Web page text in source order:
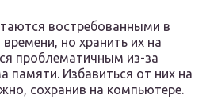
востребованными в
но хранить их на
проблематичным из-за
памяти. Избавиться от них на
сохранив на компьютере.